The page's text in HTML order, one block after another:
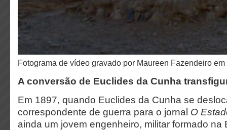
Fotograma de vídeo gravado por Maureen Fazendeiro
A conversão de Euclides da Cunha
Em 1897, quando Euclides da Cunha se
correspondente de guerra para o jornal O
ainda um jovem engenheiro, militar formado na